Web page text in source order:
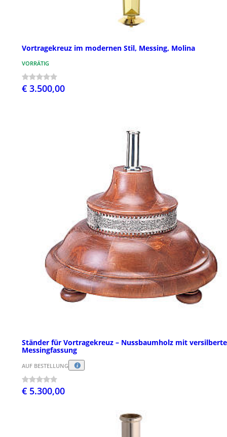
Vortragekreuz im modernen Stil, Messing, Molina
VORRÄTIG
€ 3.500,00
Ständer für Vortragekreuz – Nussbaumholz mit
Messingfassung
AUF BESTELLUNG
€ 5.300,00